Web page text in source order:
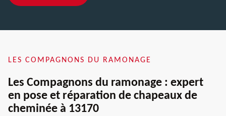
LES COMPAGNONS DU RAMONAGE
Les Compagnons du ramonage : expert
en pose et réparation de chapeaux de
cheminée à 13170